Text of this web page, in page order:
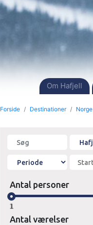
Om Hafjell
Forside Destinationer Norge
Antal personer
1
Antal værelser